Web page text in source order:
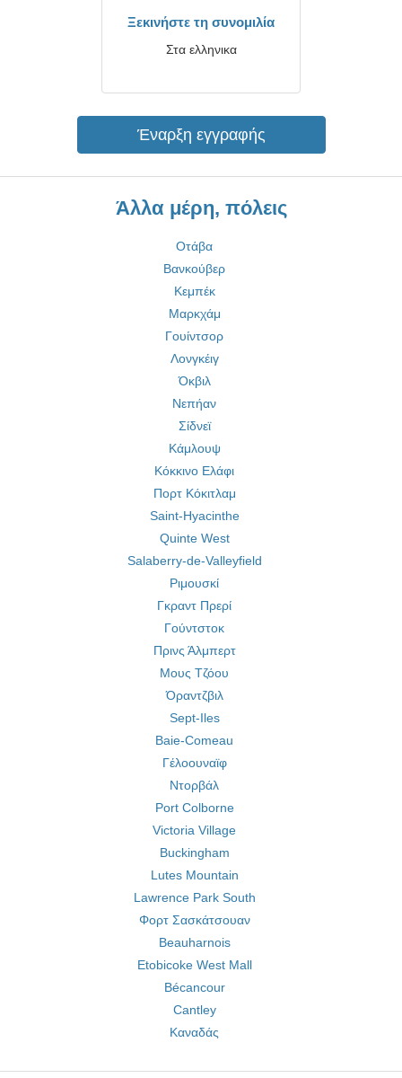
Ξεκινήστε τη συνομιλία
Στα ελληνικα
Έναρξη εγγραφής
Άλλα μέρη, πόλεις
Οτάβα
Βανκούβερ
Κεμπέκ
Μαρκχάμ
Γουίντσορ
Λονγκέιγ
Όκβιλ
Νεπήαν
Σίδνεϊ
Κάμλουψ
Κόκκινο Ελάφι
Πορτ Κόκιτλαμ
Saint-Hyacinthe
Quinte West
Salaberry-de-Valleyfield
Ριμουσκί
Γκραντ Πρερί
Γούντστοκ
Πρινς Άλμπερτ
Μους Τζόου
Όραντζβιλ
Sept-Iles
Baie-Comeau
Γέλοουναϊφ
Ντορβάλ
Port Colborne
Victoria Village
Buckingham
Lutes Mountain
Lawrence Park South
Φορτ Σασκάτσουαν
Beauharnois
Etobicoke West Mall
Bécancour
Cantley
Καναδάς